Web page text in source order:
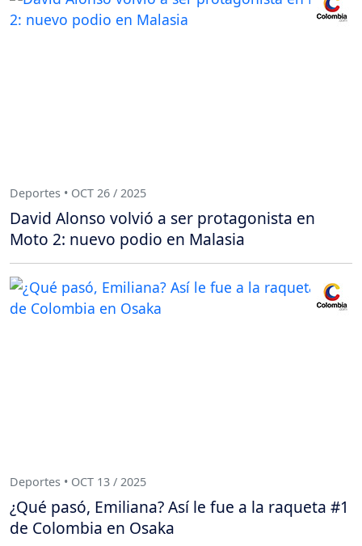
Deportes • OCT 26 / 2025
David Alonso volvió a ser protagonista en
Moto 2: nuevo podio en Malasia
Deportes • OCT 13 / 2025
¿Qué pasó, Emiliana? Así le fue a la raqueta #1
de Colombia en Osaka